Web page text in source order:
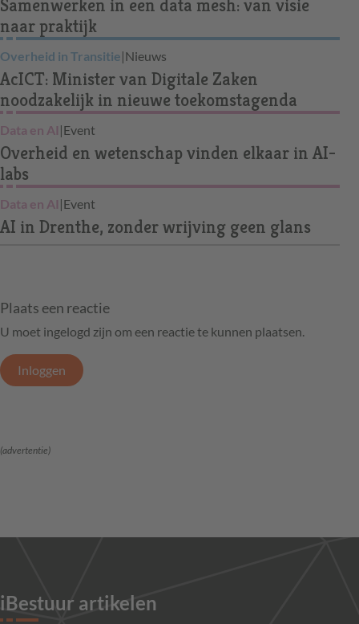
Samenwerken in een data mesh: van visie
naar praktijk
Overheid in Transitie|Nieuws
AcICT: Minister van Digitale Zaken
noodzakelijk in nieuwe toekomstagenda
Data en AI |Event
Overheid en wetenschap vinden elkaar in AI-
labs
Data en AI |Event
AI in Drenthe, zonder wrijving geen glans
Plaats een reactie
U moet ingelogd zijn om een reactie te kunnen plaatsen.
Inloggen
(advertentie)
iBestuur artikelen